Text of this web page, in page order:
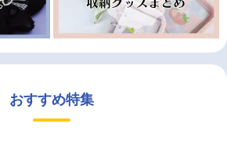
おすすめ特集